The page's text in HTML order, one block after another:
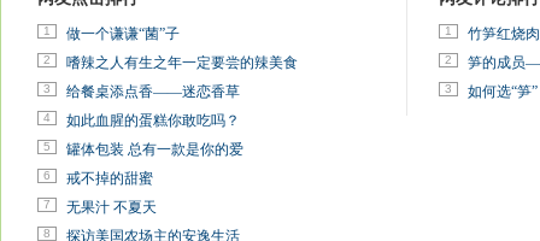
1 做一个谦谦“菌”子
2 嗜辣之人有生之年一定要尝的辣美食
3 给餐桌添点香——迷恋香草
4 如此血腥的蛋糕你敢吃吗？
5 罐体包装 总有一款是你的爱
6 戒不掉的甜蜜
7 无果汁 不夏天
8 探访美国农场主的安逸生活
1 竹笋红烧肉
2 笋的成员
3 如何选“笋”